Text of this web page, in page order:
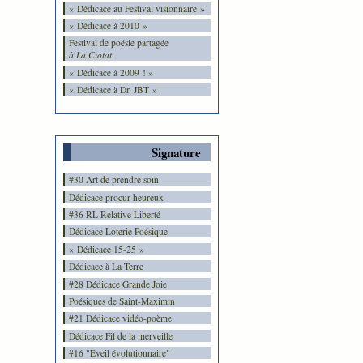
« Dédicace au Festival visionnaire »
« Dédicace à 2010 »
Festival de poésie partagée
à La Ciotat
« Dédicace à 2009 ! »
« Dédicace à Dr. JBT »
Signature
#30 Art de prendre soin
Dédicace procur-heureux
#36 RL Relative Liberté
Dédicace Loterie Poésique
« Dédicace 15-25 »
Dédicace à La Terre
#28 Dédicace Grande Joie
Poésiques de Saint-Maximin
#21 Dédicace vidéo-poème
Dédicace Fil de la merveille
#16 "Eveil évolutionnaire"